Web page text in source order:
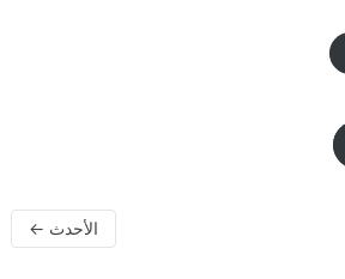
الأحدث ←